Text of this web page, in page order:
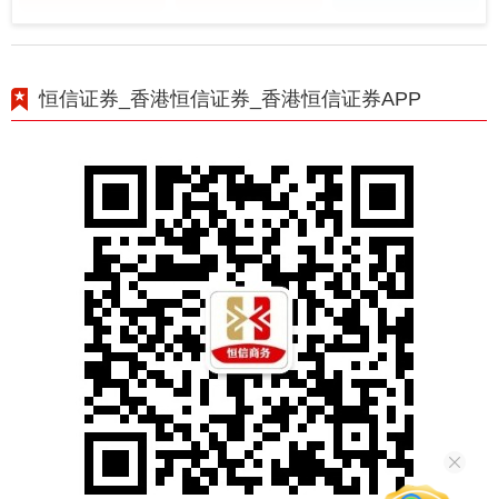
恒信证券_香港恒信证券_香港恒信证券APP